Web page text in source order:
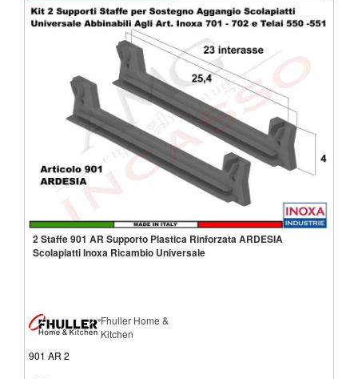
2 Staffe 901 AR Supporto Plastica Rinforzata ARDESIA
Scolapiatti Inoxa Ricambio Universale
Fhuller Home &
Kitchen
901 AR 2